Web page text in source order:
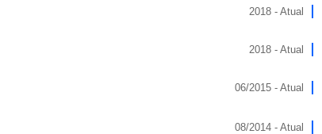
2018 - Atual
2018 - Atual
06/2015 - Atual
08/2014 - Atual